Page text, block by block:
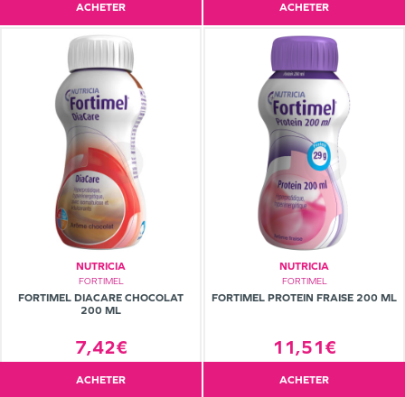
ACHETER ACHETER
NUTRICIA
FORTIMEL
FORTIMEL DIACARE CHOCOLAT
200 ML
7,42€
ACHETER
NUTRICIA
FORTIMEL
FORTIMEL PROTEIN FRAISE 200 ML
11,51€
ACHETER